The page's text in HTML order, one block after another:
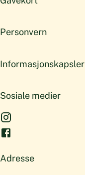
Personvern
Informasjonskapsler
Sosiale medier
Adresse